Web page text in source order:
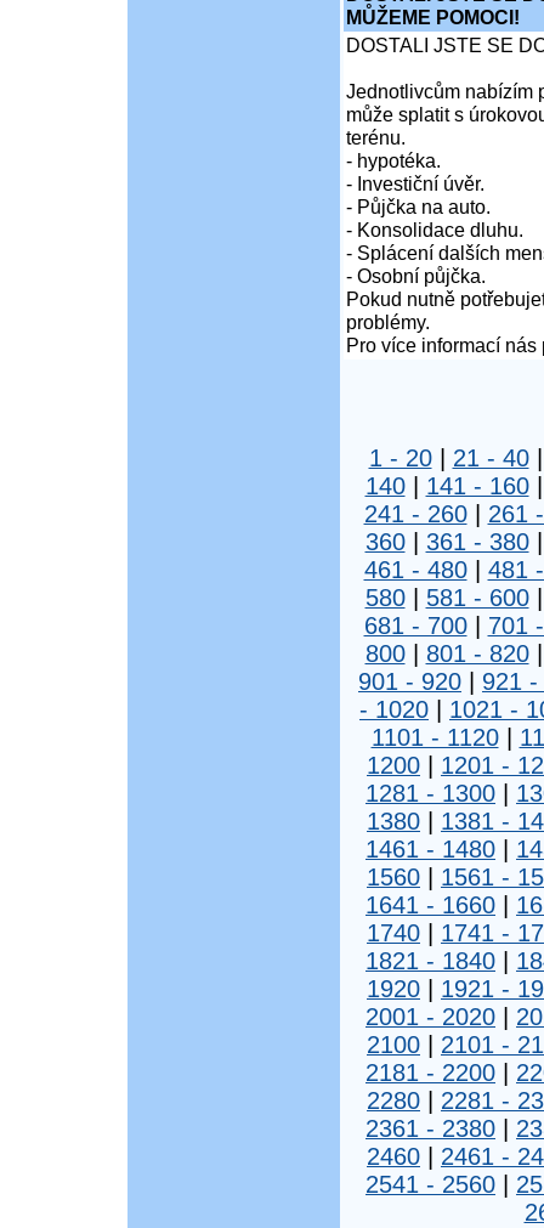
MŮŽEME POMOCI!
DOSTALI JSTE SE
Jednotlivcům nabízím
může splatit s
terénu.
- hypotéka.
- Investiční úvěr.
- Půjčka na auto.
- Konsolidace dluhu.
- Splácení dalších
- Osobní půjčka.
Pokud nutně
problémy.
Pro více informací nás
1 - 20| 21 - 40
140| 141 - 160
241 - 260| 261
360| 361 - 380
461 - 480| 481
580| 581 - 600
681 - 700| 701
800| 801 - 820
901 - 920
921 -
- 1020
1021 -
1101 - 1120|
1200
1201 -
1281 - 1300
1380
1381 -
1461 - 1480
1560
1561 -
1641 - 1660
1740
1741 -
1821 - 1840
1920
1921 -
2001 - 2020
2100
2101 -
2181 - 2200
2280
2281 -
2361 - 2380
2460
2461 -
2541 - 2560